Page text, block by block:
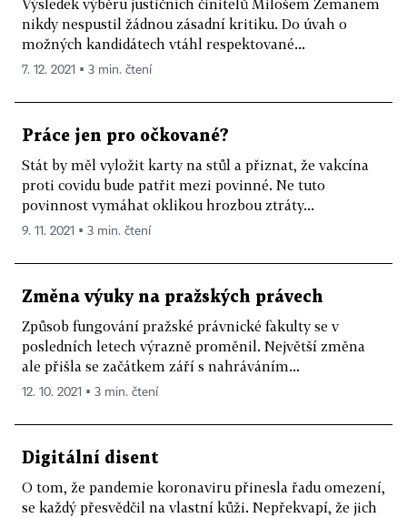
Výsledek výběru justičních činitelů Milošem Zemanem
nikdy nespustil žádnou zásadní kritiku. Do úvah o
možných kandidátech vtáhl respektované...
7. 12. 2021 ▪ 3 min. čtení
Práce jen pro očkované?
Stát by měl vyložit karty na stůl a přiznat, že vakcína
proti covidu bude patřit mezi povinné. Ne tuto
povinnost vymáhat oklikou hrozbou ztráty...
9. 11. 2021 ▪ 3 min. čtení
Změna výuky na pražských právech
Způsob fungování pražské právnické fakulty se v
posledních letech výrazně proměnil. Největší změna
ale přišla se začátkem září s nahráváním...
12. 10. 2021 ▪ 3 min. čtení
Digitální disent
O tom, že pandemie koronaviru přinesla řadu omezení,
se každý přesvědčil na vlastní kůži. Nepřekvapí, že jich